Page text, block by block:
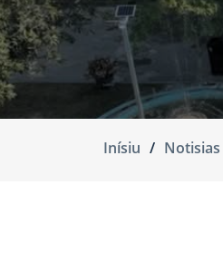
Inísiu Notisias